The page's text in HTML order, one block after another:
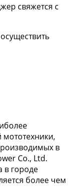
свяжется с
мототехники,
в
Co., Ltd.
в городе
более чем